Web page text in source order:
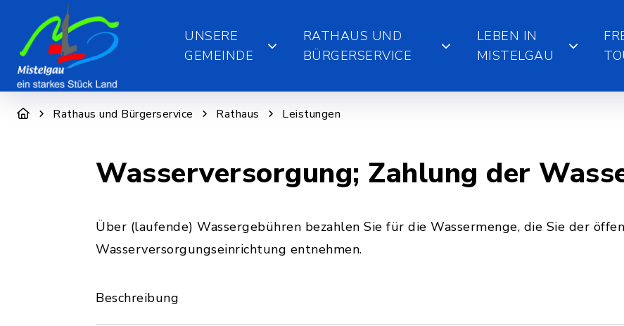
UNSERE
GEMEINDE
RATHAUS UND
BÜRGERSERVICE
LEBEN IN
MISTELGAU
Rathaus und Bürgerservice Rathaus Leistungen
Wasserversorgung; Zahlung der
Über (laufende) Wassergebühren bezahlen Sie für die Wassermenge, die Sie der
Wasserversorgungseinrichtung entnehmen.
Beschreibung